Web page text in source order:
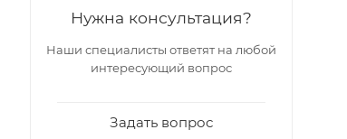
Нужна консультация?
Наши специалисты ответят на любой
интересующий вопрос
Задать вопрос